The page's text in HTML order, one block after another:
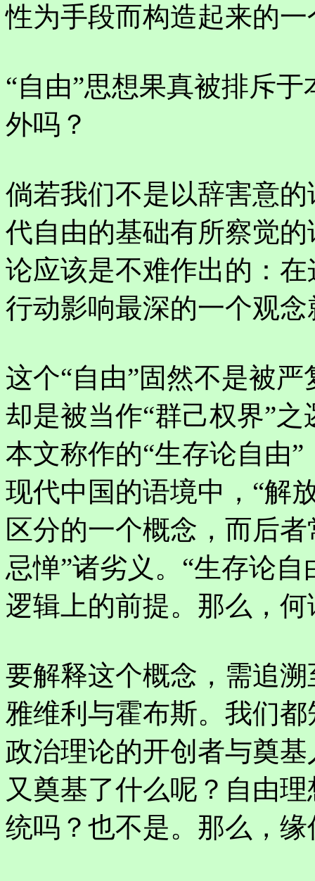
性为手段而构造起来的
“自由”思想果真被排斥
外吗？
倘若我们不是以辞害意
代自由的基础有所察觉
论应该是不难作出的：
行动影响最深的一个观念
这个“自由”固然不是被
却是被当作“群己权界”
本文称作的“生存论自由
现代中国的语境中，“解
区分的一个概念，而后
忌惮”诸劣义。“生存论
逻辑上的前提。那么，何
要解释这个概念，需追
雅维利与霍布斯。我们
政治理论的开创者与奠
又奠基了什么呢？自由
统吗？也不是。那么，